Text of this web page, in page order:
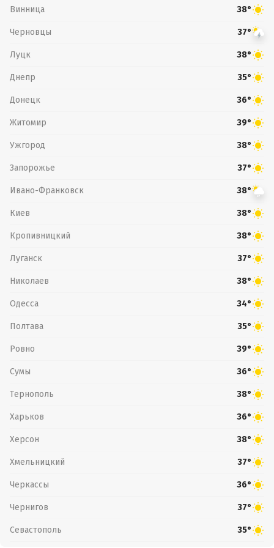
Винница 38°
Черновцы 37°
Луцк 38°
Днепр 35°
Донецк 36°
Житомир 39°
Ужгород 38°
Запорожье 37°
Ивано-Франковск 38°
Киев 38°
Кропивницкий 38°
Луганск 37°
Николаев 38°
Одесса 34°
Полтава 35°
Ровно 39°
Сумы 36°
Тернополь 38°
Харьков 36°
Херсон 38°
Хмельницкий 37°
Черкассы 36°
Чернигов 37°
Севастополь 35°